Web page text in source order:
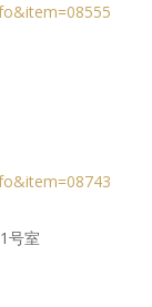
号室